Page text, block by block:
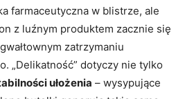
farmaceutyczna w blistrze, ale
z luźnym produktem zacznie się
zatrzymaniu
„Delikatność” dotyczy nie tylko
ułożenia – wysypujące